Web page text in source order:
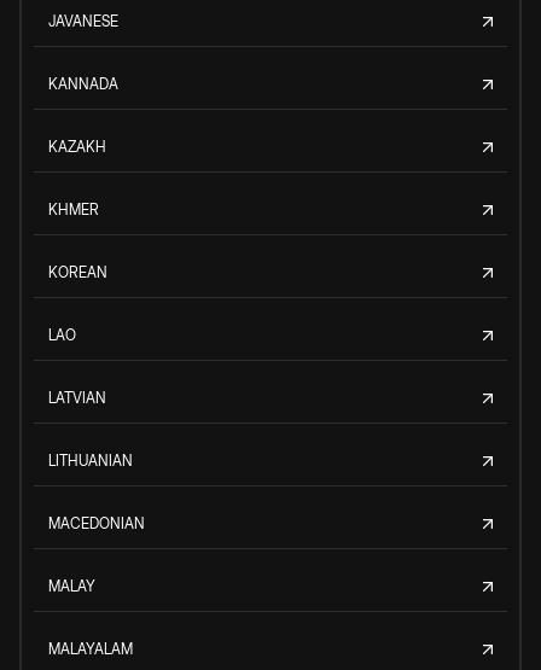
JAVANESE
KANNADA
KAZAKH
KHMER
KOREAN
LAO
LATVIAN
LITHUANIAN
MACEDONIAN
MALAY
MALAYALAM